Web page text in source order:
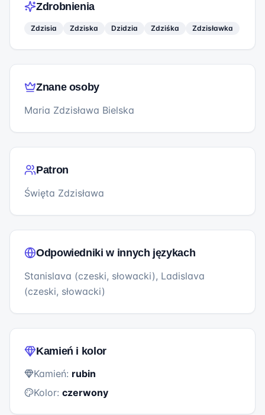
Zdrobnienia
Zdzisia Zdziska Dzidzia Zdziśka Zdzisławka
Znane osoby
Maria Zdzisława Bielska
Patron
Święta Zdzisława
Odpowiedniki w innych językach
Stanislava (czeski, słowacki), Ladislava
(czeski, słowacki)
Kamień i kolor
Kamień: rubin
Kolor: czerwony